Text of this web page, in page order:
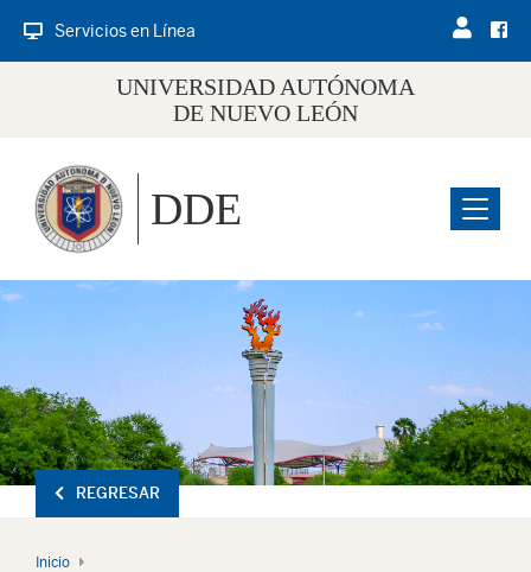
Servicios en Línea
UNIVERSIDAD AUTÓNOMA
DE NUEVO LEÓN
Menu
DDE
REGRESAR
Inicio